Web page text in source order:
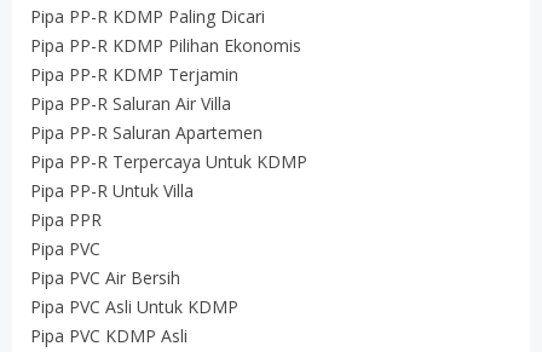
Pipa PP-R KDMP Paling Dicari
Pipa PP-R KDMP Pilihan Ekonomis
Pipa PP-R KDMP Terjamin
Pipa PP-R Saluran Air Villa
Pipa PP-R Saluran Apartemen
Pipa PP-R Terpercaya Untuk KDMP
Pipa PP-R Untuk Villa
Pipa PPR
Pipa PVC
Pipa PVC Air Bersih
Pipa PVC Asli Untuk KDMP
Pipa PVC KDMP Asli